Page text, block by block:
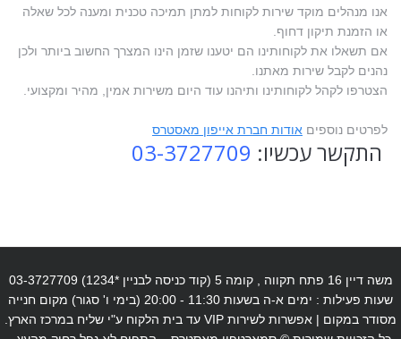
אנו מנהלים מוקד שירות לקוחות למתן תמיכה טכנית ומענה לכל שאלה
או הזמנת תיקון דחוף.
אם תשאלו את לקוחותינו הם יטענו שזמן הינו המצרך החשוב ביותר ולכן
נהנים לקבל שירות מאתנו.
הצטרפו לקהל לקוחותינו ותיהנו עוד היום משירות אמין, מהיר ומקצועי.
לפרטים נוספים אודות חברת אייפון מאסטרס
התקשר עכשיו: 03-3727709
משה דיין 16 פתח תקווה , קומה 5 (קוד כניסה לבניין *1234) 03-3727709
שעות פעילות : ימים א-ה בשעות 11:30 - 20:00 (בימי ו' סגור) מקום חנייה
מסודר במקום | אפשרות לשירות VIP עד בית הלקוח ע"י שליח במרכז הארץ.